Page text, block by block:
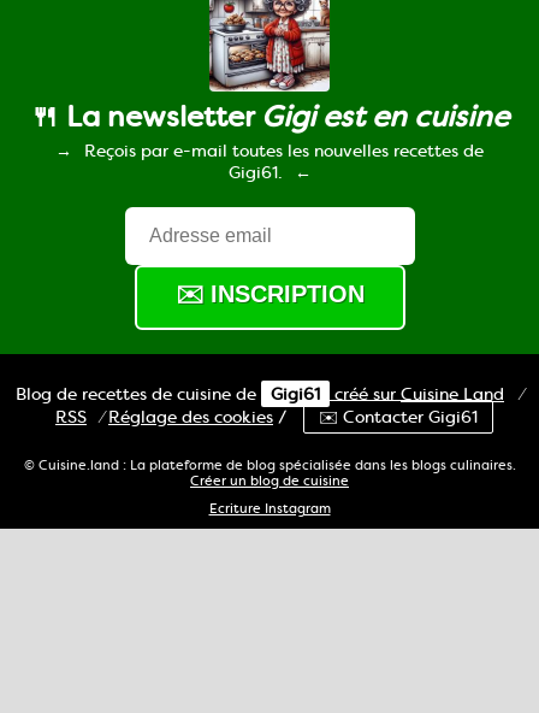
🍴 La newsletter Gigi est en cuisine
Reçois par e-mail toutes les nouvelles recettes de
Gigi61.
Blog de recettes de cuisine de Gigi61 créé sur Cuisine Land
⁄
RSS ⁄Réglage des cookies / ✉️ Contacter Gigi61
© Cuisine.land : La plateforme de blog spécialisée dans les blogs culinaires.
Créer un blog de cuisine
Ecriture Instagram